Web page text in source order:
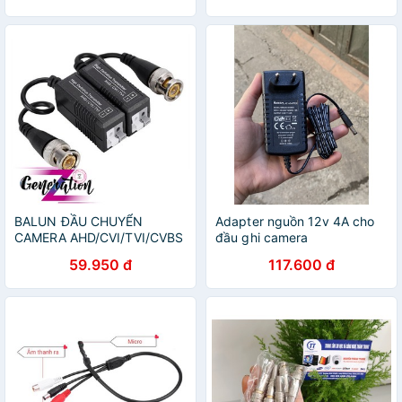
BALUN ĐẦU CHUYỂN
CAMERA AHD/CVI/TVI/CVBS
59.950 đ
Adapter nguồn 12v 4A cho
đầu ghi camera
117.600 đ